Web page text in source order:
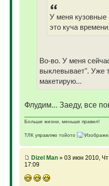
У меня кузовные
это куча
Во-во. У меня
выклевывает". Уже
макетирую...
Флудим... Заеду, все
Больше жизни, меньше правил!
ТЛК управляю тойото
ГАЗ-69 рок-н-ролл - еще одна
Если что, на связи (909)640-3030
Dizel Man» 03 июн 2010, Чт
17:09